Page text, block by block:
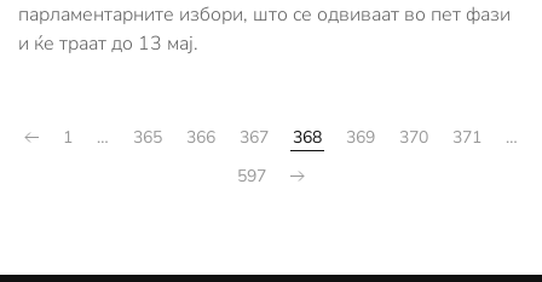
парламентарните избори, што се одвиваат во пет фази
и ќе траат до 13 мај.
1 … 365 366 367 368 369 370 371
…
597